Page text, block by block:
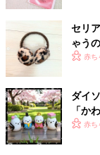
出典：Instagramアカウ
みーたさんがセリ
どの「逆さ収納」
ですぐ使えて、省
ケットに入れてお
のアイテムを使え
れるようですよ。
シンプルさが
セリ
ゃう
赤ち
ダイ
「か
赤ち